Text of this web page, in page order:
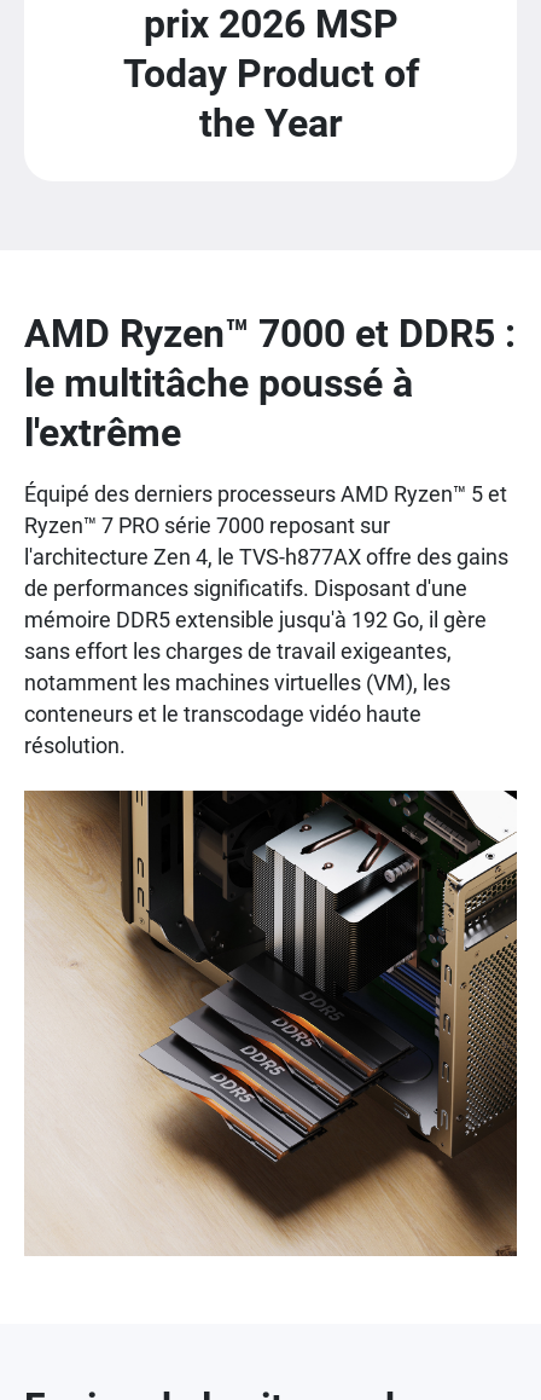
prix 2026 MSP
Today Product of
the Year
AMD Ryzen™ 7000 et DDR5 :
le multitâche poussé à
l'extrême
Équipé des derniers processeurs AMD Ryzen™ 5 et
Ryzen™ 7 PRO série 7000 reposant sur
l'architecture Zen 4, le TVS-h877AX offre des gains
de performances significatifs. Disposant d'une
mémoire DDR5 extensible jusqu'à 192 Go, il gère
sans effort les charges de travail exigeantes,
notamment les machines virtuelles (VM), les
conteneurs et le transcodage vidéo haute
résolution.